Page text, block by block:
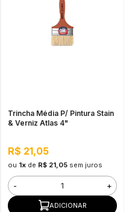
Trincha Média P/ Pintura Stain
& Verniz Atlas 4"
R$ 21,05
ou 1xde R$ 21,05 sem juros
- +
ADICIONAR